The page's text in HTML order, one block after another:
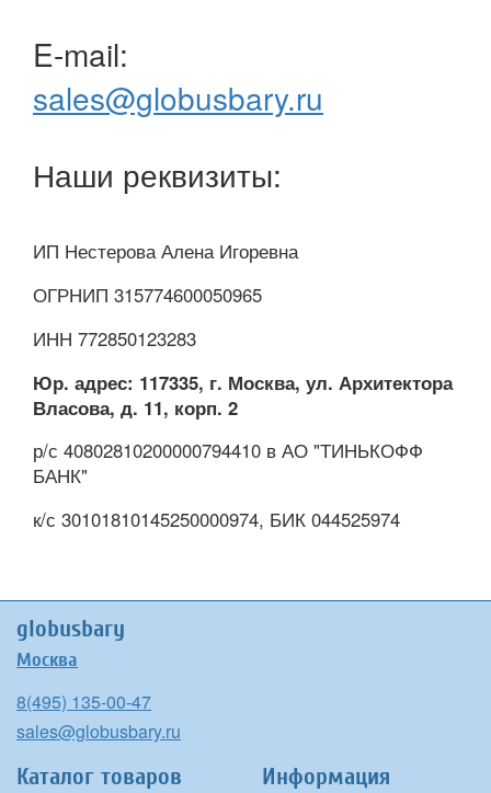
E-mail:
sales@globusbary.ru
Наши реквизиты:
ИП Нестерова Алена Игоревна
ОГРНИП 315774600050965
ИНН 772850123283
Юр. адрес: 117335, г. Москва, ул. Архитектора
Власова, д. 11, корп. 2
р/с 40802810200000794410 в АО "ТИНЬКОФФ
БАНК"
к/с 30101810145250000974, БИК 044525974
globusbary
Москва
8(495) 135-00-47
sales@globusbary.ru
Каталог товаров Информация